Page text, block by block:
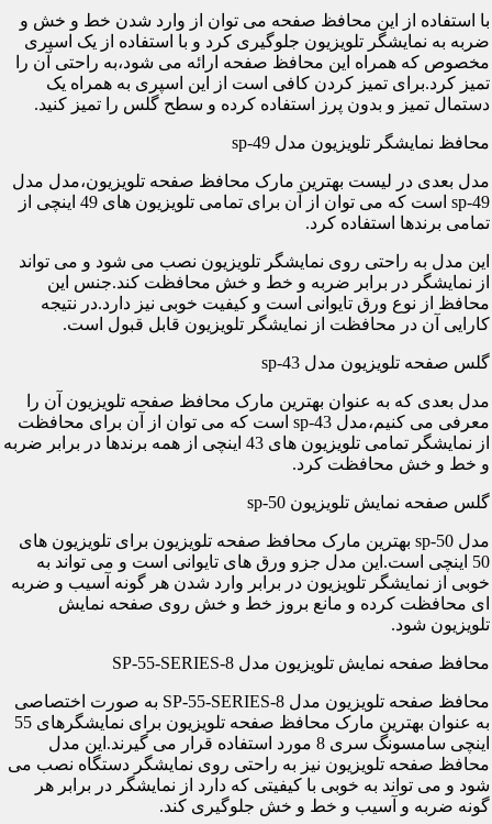
با استفاده از این محافظ صفحه می توان از وارد شدن خط و خش و
ضربه به نمایشگر تلویزیون جلوگیری کرد و با استفاده از یک اسپری
مخصوص که همراه این محافظ صفحه ارائه می شود،به راحتی آن را
تمیز کرد.برای تمیز کردن کافی است از این اسپری به همراه یک
دستمال تمیز و بدون پرز استفاده کرده و سطح گلس را تمیز کنید.
محافظ نمایشگر تلویزیون مدل sp-49
مدل بعدی در لیست بهترین مارک محافظ صفحه تلویزیون،مدل مدل
sp-49 است که می توان از آن برای تمامی تلویزیون های 49 اینچی از
تمامی برندها استفاده کرد.
این مدل به راحتی روی نمایشگر تلویزیون نصب می شود و می تواند
از نمایشگر در برابر ضربه و خط و خش محافظت کند.جنس این
محافظ از نوع ورق تایوانی است و کیفیت خوبی نیز دارد.در نتیجه
کارایی آن در محافظت از نمایشگر تلویزیون قابل قبول است.
گلس صفحه تلویزیون مدل sp-43
مدل بعدی که به عنوان بهترین مارک محافظ صفحه تلویزیون آن را
معرفی می کنیم،مدل sp-43 است که می توان از آن برای محافظت
از نمایشگر تمامی تلویزیون های 43 اینچی از همه برندها در برابر ضربه
و خط و خش محافظت کرد.
گلس صفحه نمایش تلویزیون sp-50
مدل sp-50 بهترین مارک محافظ صفحه تلویزیون برای تلویزیون های
50 اینچی است.این مدل جزو ورق های تایوانی است و می تواند به
خوبی از نمایشگر تلویزیون در برابر وارد شدن هر گونه آسیب و ضربه
ای محافظت کرده و مانع بروز خط و خش روی صفحه نمایش
تلویزیون شود.
محافظ صفحه نمایش تلویزیون مدل SP-55-SERIES-8
محافظ صفحه تلویزیون مدل SP-55-SERIES-8 به صورت اختصاصی
به عنوان بهترین مارک محافظ صفحه تلویزیون برای نمایشگرهای 55
اینچی سامسونگ سری 8 مورد استفاده قرار می گیرند.این مدل
محافظ صفحه تلویزیون نیز به راحتی روی نمایشگر دستگاه نصب می
شود و می تواند به خوبی با کیفیتی که دارد از نمایشگر در برابر هر
گونه ضربه و آسیب و خط و خش جلوگیری کند.